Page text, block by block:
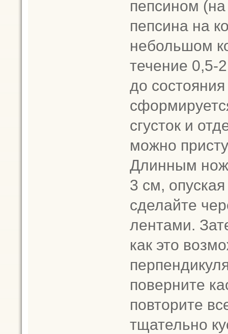
пепсином
пепсина на
небольшом
течение 0,5-
до
сгусток и
можно
Длинным
3 см,
сделайте
лентами.
как это
поверните
повторите
тщательно